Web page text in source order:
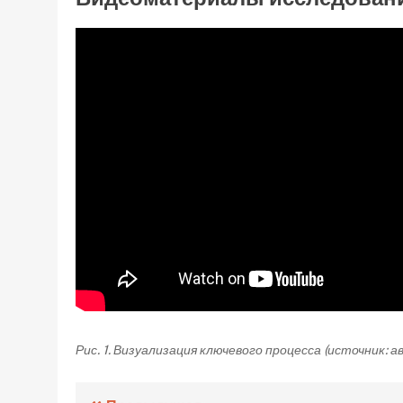
Рис. 1. Визуализация ключевого процесса (источник: